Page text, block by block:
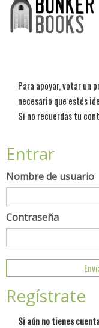
Para apoyar, votar un
necesario que estés
Si no recuerdas tu
Entrar
Nombre de usuario
Contraseña
Regístrate
Si aún no tienes